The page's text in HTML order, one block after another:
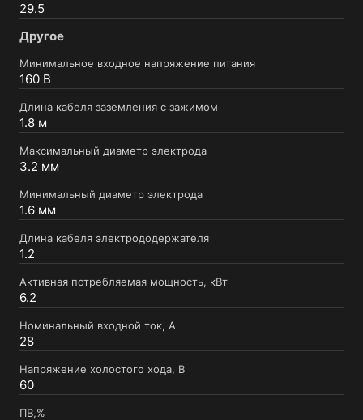
29.5
Другое
Минимальное входное напряжение питания
160 В
Длина кабеля заземления с зажимом
1.8 м
Максимальный диаметр электрода
3.2 мм
Минимальный диаметр электрода
1.6 мм
Длина кабеля электрододержателя
1.2
Активная потребляемая мощность, кВт
6.2
Номинальный входной ток, А
28
Напряжение холостого хода, В
60
ПВ,%